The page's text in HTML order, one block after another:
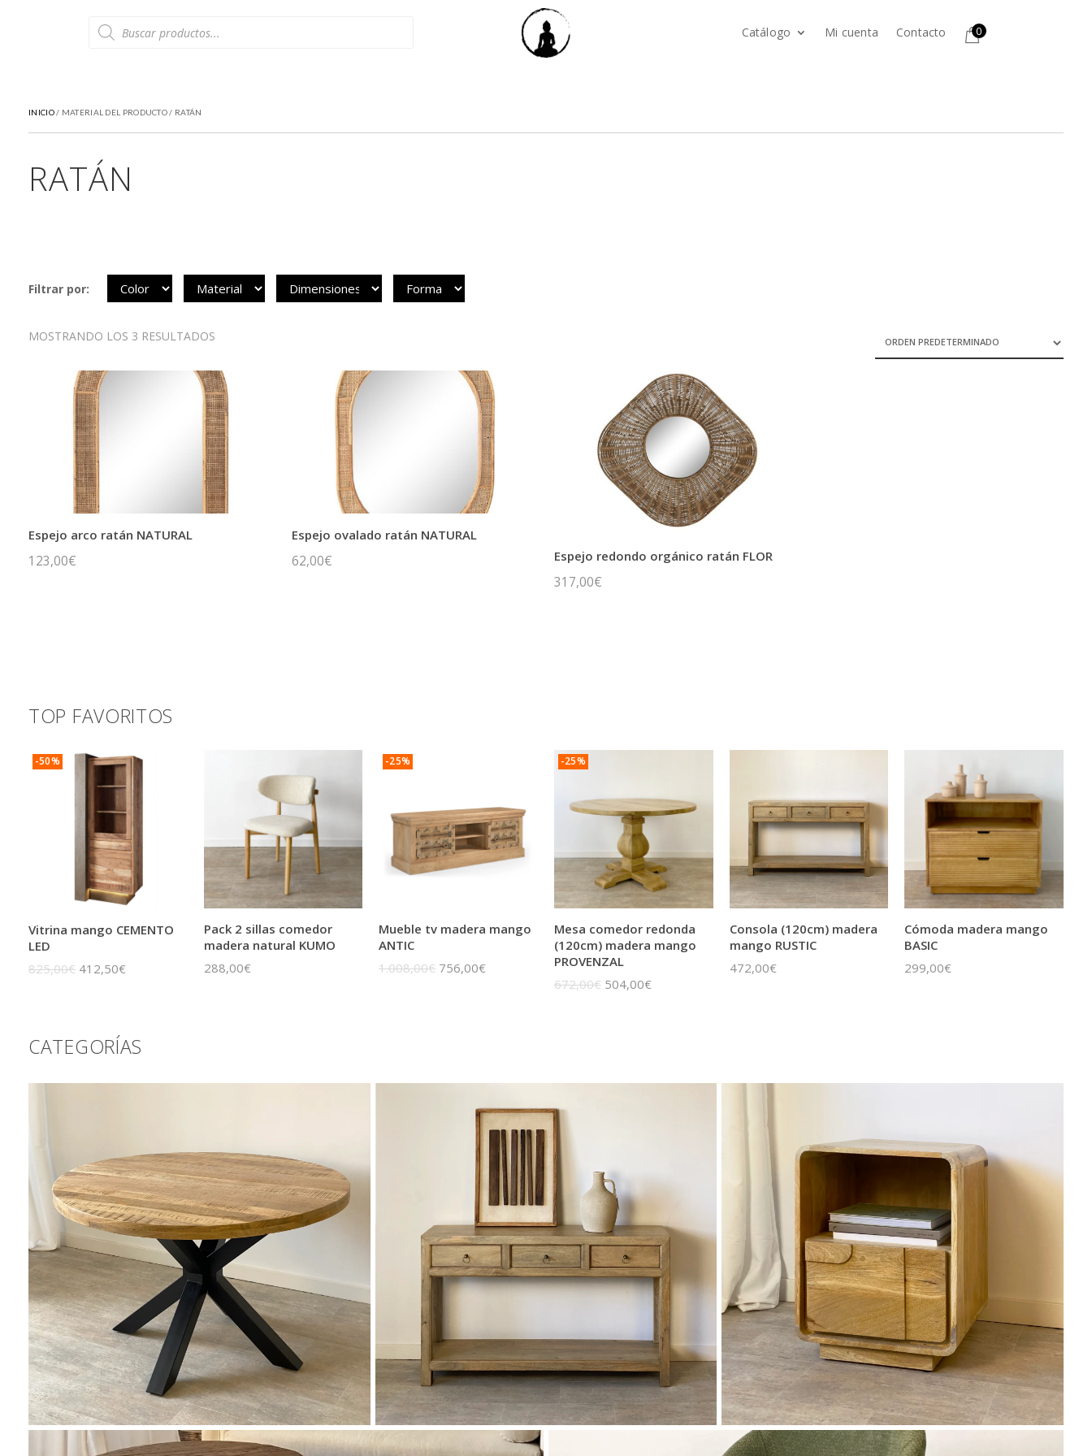
Búsqueda
de
productos
Catálogo Mi cuenta Contacto 0
INICIO/ MATERIAL DEL PRODUCTO / RATÁN
RATÁN
Filtrar por:
MOSTRANDO LOS 3 RESULTADOS
Espejo arco ratán NATURAL
123,00€
Espejo ovalado ratán NATURAL
62,00€ Espejo redondo orgánico ratán FLOR
317,00€
TOP FAVORITOS
-50%
Vitrina mango CEMENTO
LED
825,00€ 412,50€
Pack 2 sillas comedor
madera natural KUMO
288,00€
-25%
Mueble tv madera mango
ANTIC
1.008,00€ 756,00€
-25%
Mesa comedor redonda
(120cm) madera mango
PROVENZAL
672,00€504,00€
Consola (120cm) madera
mango RUSTIC
472,00€
Cómoda madera mango
BASIC
299,00€
CATEGORÍAS